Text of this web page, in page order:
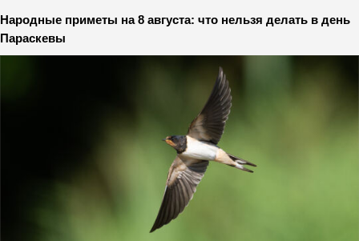
Народные приметы на 8 августа: что нельзя делать в день
Параскевы